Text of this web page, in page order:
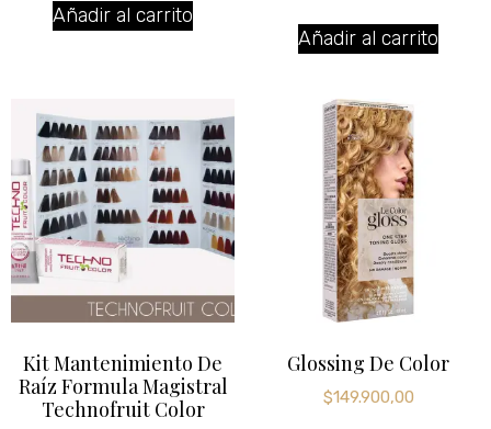
Añadir al carrito
Añadir al carrito
Kit Mantenimiento De
Raíz Formula Magistral
Technofruit Color
Glossing De Color
$149.900,00